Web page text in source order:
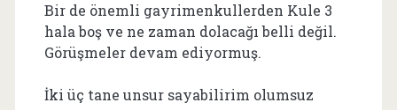
Bir de önemli gayrimenkullerden Kule 3
hala boş ve ne zaman dolacağı belli değil.
Görüşmeler devam ediyormuş.
İki üç tane unsur sayabilirim olumsuz